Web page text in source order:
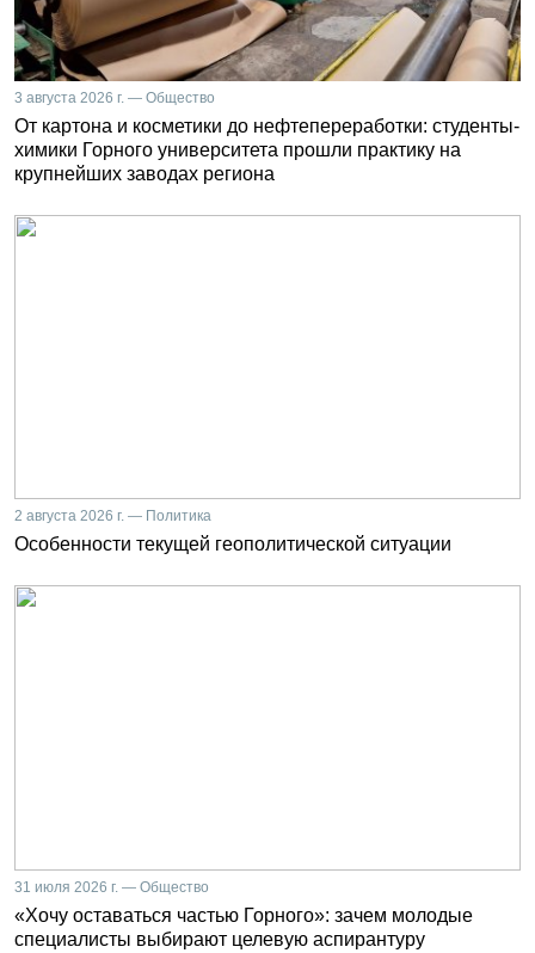
3 августа 2026 г. — Общество
От картона и косметики до нефтепереработки: студенты-
химики Горного университета прошли практику на
крупнейших заводах региона
2 августа 2026 г. — Политика
Особенности текущей геополитической ситуации
31 июля 2026 г. — Общество
«Хочу оставаться частью Горного»: зачем молодые
специалисты выбирают целевую аспирантуру